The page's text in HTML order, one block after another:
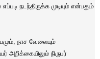
நடந்திருக்க முடியும் என்பதும்
நாச வேலையும்
நிருபர்